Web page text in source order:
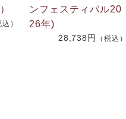
込）
ンフェスティバル20
26年)
28,738円 （税込）